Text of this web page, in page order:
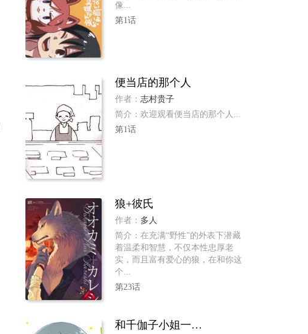
像...
第1话
便当店的那个人
作者： 志村贵子
简介：欢迎观看便当店的那个人...
第1话
狼+彼氏
作者： 多人
简介：在充满“野性”的外表下潜藏
着温柔和智慧，不仅本性忠厚老
实，而且富有爱心的狼，在和你这
个...
第23话
和千伽子小姐一起！